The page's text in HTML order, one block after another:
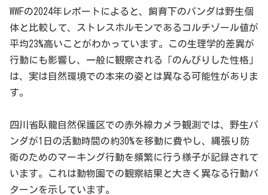
WWFの2024年レポートによると、飼育下のパンダは野生個
体と比較して、ストレスホルモンであるコルチゾール値が
平均23%高いことがわかっています。この生理学的差異が
行動にも影響し、一般に観察される「のんびりした性格」
は、実は自然環境での本来の姿とは異なる可能性がありま
す。
四川省臥龍自然保護区での赤外線カメラ観測では、野生パ
ンダが1日の活動時間の約30%を移動に費やし、縄張り防
衛のためのマーキング行動を頻繁に行う様子が記録されて
います。これは動物園での観察結果と大きく異なる行動パ
ターンを示しています。